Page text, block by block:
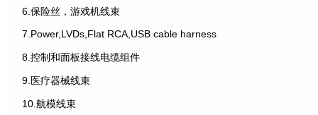
6.保险丝，游戏机线束
7.Power,LVDs,Flat RCA,USB cable harness
8.控制和面板接线电缆组件
9.医疗器械线束
10.航模线束